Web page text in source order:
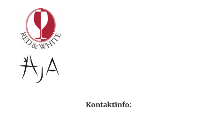
Kontaktinfo: